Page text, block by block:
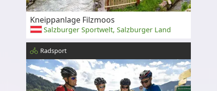
Kneippanlage Filzmoos
Salzburger Sportwelt, Salzburger Land
Radsport